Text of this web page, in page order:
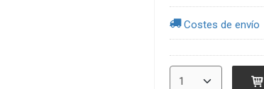
Costes de envío